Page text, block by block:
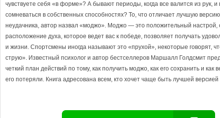
чувствуете себя «в форме»? А бывают периоды, когда все валится из рук,
сомневаться в собственных способностях? То, что отличает лучшую
неудачника, автор назвал «моджо». Моджо — это положительный настрой,
расположение духа, которое ведет вас к победе, позволяет получать
и жизни. Спортсмены иногда называют это «прухой», некоторые говорят,
струю». Известный психолог и автор бестселлеров Маршалл Голдсмит
четкий план действий по тому, как получить моджо, как его сохранить и как
его потеряли. Книга адресована всем, кто хочет чаще быть лучшей версией